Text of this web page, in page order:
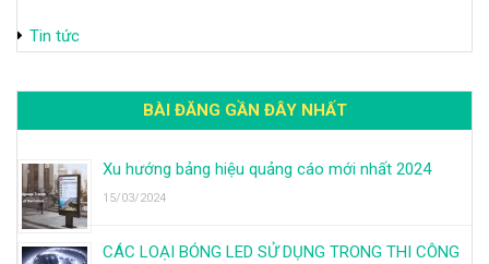
Tin tức
BÀI ĐĂNG GẦN ĐÂY NHẤT
Xu hướng bảng hiệu quảng cáo mới nhất 2024
15/03/2024
CÁC LOẠI BÓNG LED SỬ DỤNG TRONG THI CÔNG